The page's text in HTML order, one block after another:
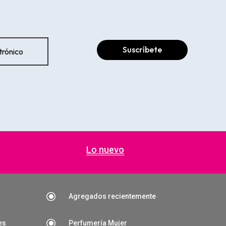
Suscríbete
Lo nuevo
\ Agregados recientemente
\ Perfumería Mujer